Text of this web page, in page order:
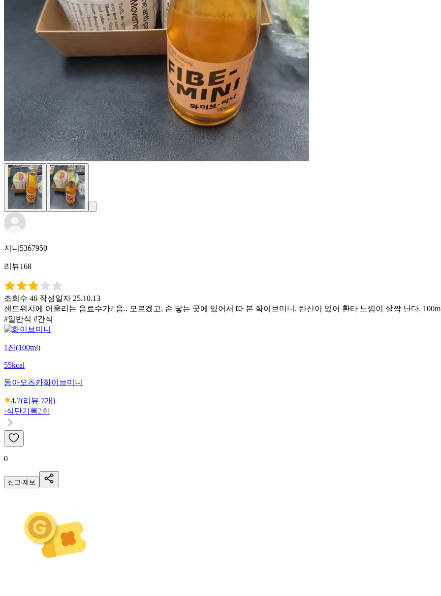
지니5367950
리뷰168
조회수 46 작성일자 25.10.13
샌드위치에 어울리는 음료수가? 음.. 모르겠고, 손 닿는 곳에 있어서 따 본 화이브미니. 탄산이 있어 환타 느낌이 살짝 난다.
#일반식 #간식
1잔(100ml)
55kcal
동아오츠카화이브미니
4.7(리뷰 7개)
·식단기록2회
0
신고·제보